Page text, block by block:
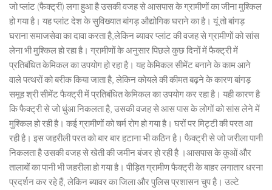
जो प्लांट (फैक्ट्री) लगा हुआ है उसकी वजह से आसपास के ग्रामीणों का जीना मुश्किल
हो गया है। यह प्लांट देश के सुविख्यात बांगड़ औद्योगिक घराने का है। यूं तो बांगड़
घराना समाजसेवा का दावा करता है,लेकिन ब्यावर प्लांट की वजह से ग्रामीणों को सांस
लेना भी मुश्किल हो रहा है। ग्रामीणों के अनुसार पिछले कुछ दिनों में फैक्ट्री में
प्रतिबंधित केमिकल का उपयोग हो रहा है। यह केमिकल सीमेंट बनाने के काम आने
वाले पत्थरों को बरीक किया जाता है, लेकिन कोयले की कीमत बढ़ने के कारण बांगड़
समूह श्री सीमेंट फैक्ट्री में प्रतिबंधित केमिकल का उपयोग कर रहा है। यही कारण है
कि फैक्ट्री से जो धुंआ निकलता है, उसकी वजह से आस पास के लोगों को सांस लेने में
मुश्किल हो रही है। कई ग्रामीणों को चर्म रोग हो गया है। घरों पर मिट्टी की परत आ
रही है। इस जहरीली परत को बार बार हटाना भी कठिन है। फैक्ट्री से जो जरीला पानी
निकलता है उसकी वजह से खेती की जमीन बंजर हो रही है ।आसपास के कुओं और
तालाबों का पानी भी जहरीला हो गया है। पीड़ित ग्रामीण फैक्ट्री के बाहर लगातार धरना
प्रदर्शन कर रहे हैं, लेकिन ब्यावर का जिला और पुलिस प्रशासन चुप है। उल्टे